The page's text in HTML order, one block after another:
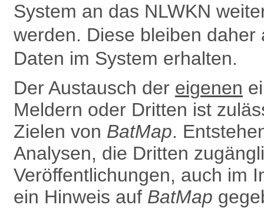
System an das NLWKN
werden. Diese bleiben
Daten im System erhalten.
Der Austausch der eigenen
Meldern oder Dritten ist
Zielen von BatMap.
Analysen, die Dritten
Ver­öffentlichungen, auch im
ein Hinweis auf BatMap